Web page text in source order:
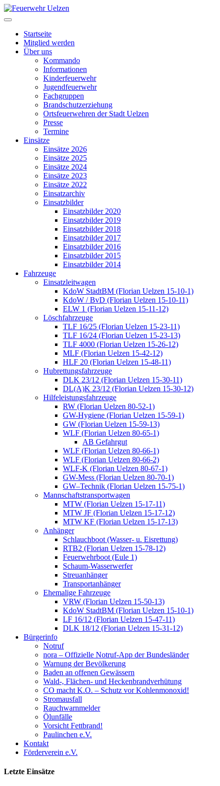
Startseite
Mitglied werden
Über uns
Kommando
Informationen
Kinderfeuerwehr
Jugendfeuerwehr
Fachgruppen
Brandschutzerziehung
Ortsfeuerwehren der Stadt Uelzen
Presse
Termine
Einsätze
Einsätze 2026
Einsätze 2025
Einsätze 2024
Einsätze 2023
Einsätze 2022
Einsatzarchiv
Einsatzbilder
Einsatzbilder 2020
Einsatzbilder 2019
Einsatzbilder 2018
Einsatzbilder 2017
Einsatzbilder 2016
Einsatzbilder 2015
Einsatzbilder 2014
Fahrzeuge
Einsatzleitwagen
KdoW StadtBM (Florian Uelzen 15-10-1)
KdoW / BvD (Florian Uelzen 15-10-11)
ELW 1 (Florian Uelzen 15-11-12)
Löschfahrzeuge
TLF 16/25 (Florian Uelzen 15-23-11)
TLF 16/24 (Florian Uelzen 15-23-13)
TLF 4000 (Florian Uelzen 15-26-12)
MLF (Florian Uelzen 15-42-12)
HLF 20 (Florian Uelzen 15-48-11)
Hubrettungsfahrzeuge
DLK 23/12 (Florian Uelzen 15-30-11)
DL(A)K 23/12 (Florian Uelzen 15-30-12)
Hilfeleistungsfahrzeuge
RW (Florian Uelzen 80-52-1)
GW-Hygiene (Florian Uelzen 15-59-1)
GW (Florian Uelzen 15-59-13)
WLF (Florian Uelzen 80-65-1)
AB Gefahrgut
WLF (Florian Uelzen 80-66-1)
WLF (Florian Uelzen 80-66-2)
WLF-K (Florian Uelzen 80-67-1)
GW-Mess (Florian Uelzen 80-70-1)
GW–Technik (Florian Uelzen 15-75-1)
Mannschaftstransportwagen
MTW (Florian Uelzen 15-17-11)
MTW JF (Florian Uelzen 15-17-12)
MTW KF (Florian Uelzen 15-17-13)
Anhänger
Schlauchboot (Wasser- u. Eisrettung)
RTB2 (Florian Uelzen 15-78-12)
Feuerwehrboot (Eule 1)
Schaum-Wasserwerfer
Streuanhänger
Transportanhänger
Ehemalige Fahrzeuge
VRW (Florian Uelzen 15-50-13)
KdoW StadtBM (Florian Uelzen 15-10-1)
LF 16/12 (Florian Uelzen 15-47-11)
DLK 18/12 (Florian Uelzen 15-31-12)
Bürgerinfo
Notruf
nora – Offizielle Notruf-App der Bundesländer
Warnung der Bevölkerung
Baden an offenen Gewässern
Wald-, Flächen- und Heckenbrandverhütung
CO macht K.O. – Schutz vor Kohlenmonoxid!
Stromausfall
Rauchwarnmelder
Ölunfälle
Vorsicht Fettbrand!
Paulinchen e.V.
Kontakt
Förderverein e.V.
Letzte Einsätze